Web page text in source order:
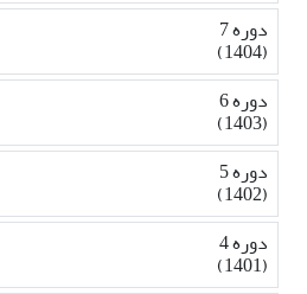
دوره 7
(1404)
دوره 6
(1403)
دوره 5
(1402)
دوره 4
(1401)